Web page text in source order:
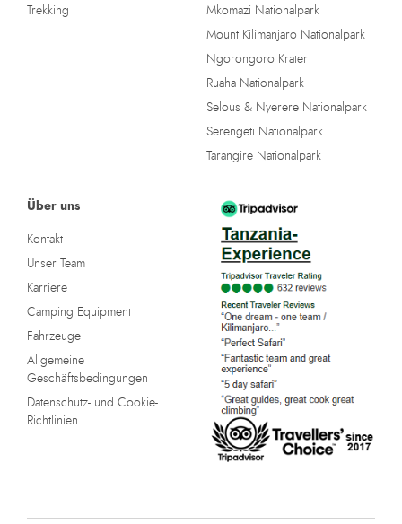
Trekking
Mkomazi Nationalpark
Mount Kilimanjaro Nationalpark
Ngorongoro Krater
Ruaha Nationalpark
Selous & Nyerere Nationalpark
Serengeti Nationalpark
Tarangire Nationalpark
Über uns
Kontakt
Unser Team
Karriere
Camping Equipment
Fahrzeuge
Allgemeine
Geschäftsbedingungen
Datenschutz- und Cookie-
Richtlinien